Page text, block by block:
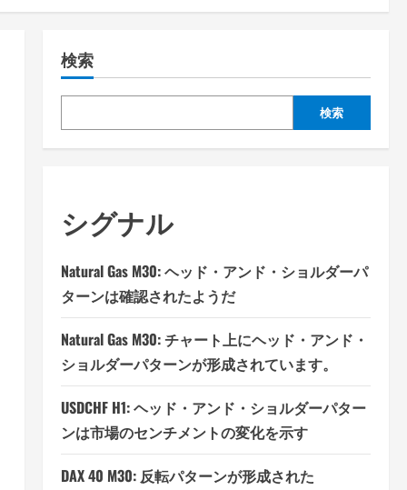
検索
検索
シグナル
Natural Gas M30: ヘッド・アンド・ショルダーパ
ターンは確認されたようだ
Natural Gas M30: チャート上にヘッド・アンド・
ショルダーパターンが形成されています。
USDCHF H1: ヘッド・アンド・ショルダーパター
ンは市場のセンチメントの変化を示す
DAX 40 M30: 反転パターンが形成された